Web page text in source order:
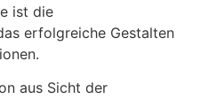
ist die
erfolgreiche Gestalten
aus Sicht der